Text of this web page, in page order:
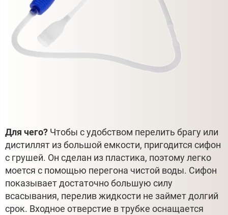
Для чего? Чтобы с удобством перелить брагу или
дистиллят из большой емкости, пригодится сифон
с грушей. Он сделан из пластика, поэтому легко
моется с помощью перегона чистой воды. Сифон
показывает достаточно большую силу
всасывания, перелив жидкости не займет долгий
срок. Входное отверстие в трубке оснащается